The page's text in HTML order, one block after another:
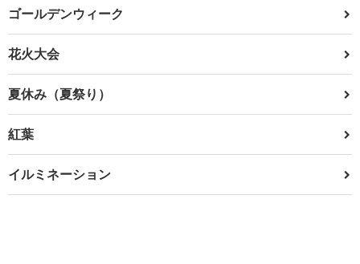
ゴールデンウィーク
花火大会
夏休み（夏祭り）
紅葉
イルミネーション